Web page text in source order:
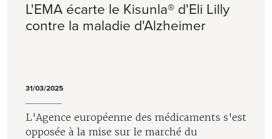
L'EMA écarte le Kisunla® d'Eli Lilly
contre la maladie d'Alzheimer
31/03/2025
L'Agence européenne des médicaments s'est
opposée à la mise sur le marché du